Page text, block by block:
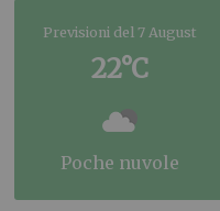
Previsioni del 7 August
22°C
poche nuvole